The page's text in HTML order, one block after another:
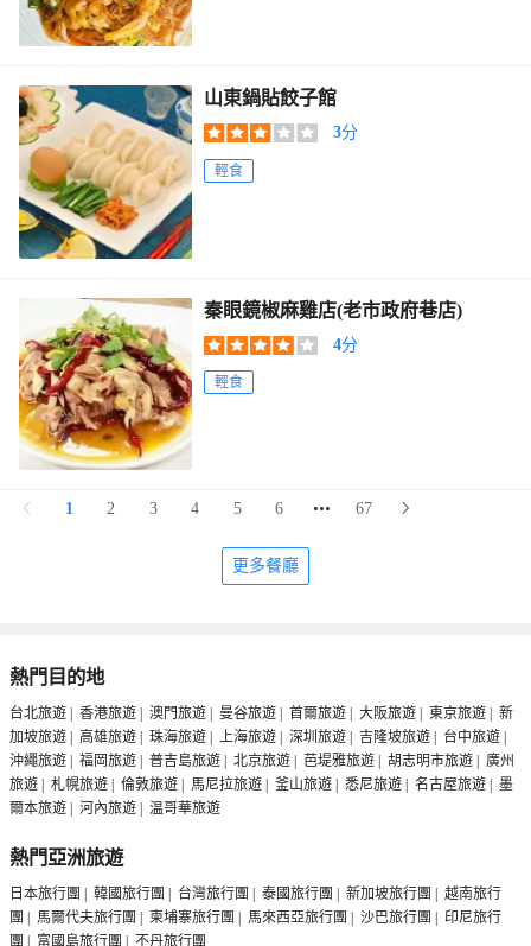
山東鍋貼餃子館
3分
輕食
秦眼鏡椒麻雞店(老市政府巷店)
4分
輕食
1 2 3 4 5 6 67
更多餐廳
熱門目的地
台北旅遊 香港旅遊 澳門旅遊 曼谷旅遊 首爾旅遊 大阪旅遊 東京旅遊
新
加坡旅遊
高雄旅遊 珠海旅遊 上海旅遊 深圳旅遊 吉隆坡旅遊 台中旅遊
沖繩旅遊
福岡旅遊 普吉島旅遊 北京旅遊 芭堤雅旅遊 胡志明市旅遊
廣州
旅遊
札幌旅遊 倫敦旅遊 馬尼拉旅遊 釜山旅遊 悉尼旅遊 名古屋旅遊
墨
爾本旅遊
河內旅遊 温哥華旅遊
熱門亞洲旅遊
日本旅行團 韓國旅行團 台灣旅行團 泰國旅行團 新加坡旅行團
越南旅行
團
馬爾代夫旅行團 柬埔寨旅行團 馬來西亞旅行團 沙巴旅行團
印尼旅行
團
富國島旅行團 不丹旅行團